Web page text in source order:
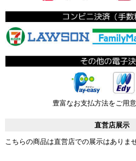
豊富なお支払方法をご用
直営店展示
こちらの商品は直営店での展示はありま